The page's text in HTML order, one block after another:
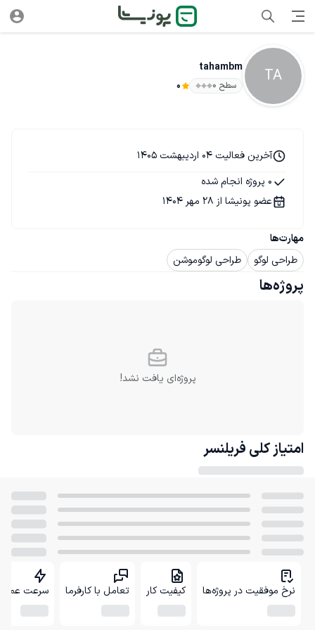
TA
tahambm
سطح ۰ 0
مهارت‌ها
طراحی لوگو
طراحی لوگوموشن
آخرین فعالیت 04 اردیبهشت 1405
0 پروژه انجام شده
عضو پونیشا از 28 مهر 1404
پروژه‌ها
پروژه‌ای یافت نشد!
امتیاز کلی فریلنسر
نرخ موفقیت در پروژه‌ها کیفیت کار تعامل با کارفرما سرعت عمل